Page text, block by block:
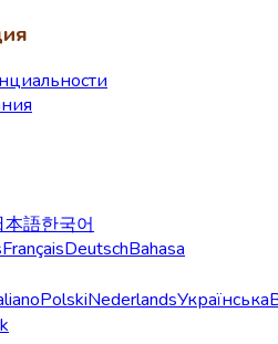
本語한국어
FrançaisDeutschBahasa
PolskiNederlandsУкраїнська